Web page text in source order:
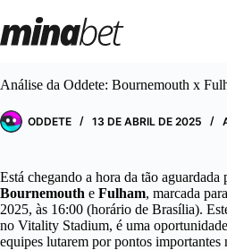
para
o
Análise da Oddete: Bournemouth x
ODDETE 13 DE ABRIL DE 2025
Está chegando a hora da tão aguardada
Bournemouth e Fulham, marcada
2025, às 16:00 (horário de Brasília).
no Vitality Stadium, é uma
equipes lutarem por pontos importantes